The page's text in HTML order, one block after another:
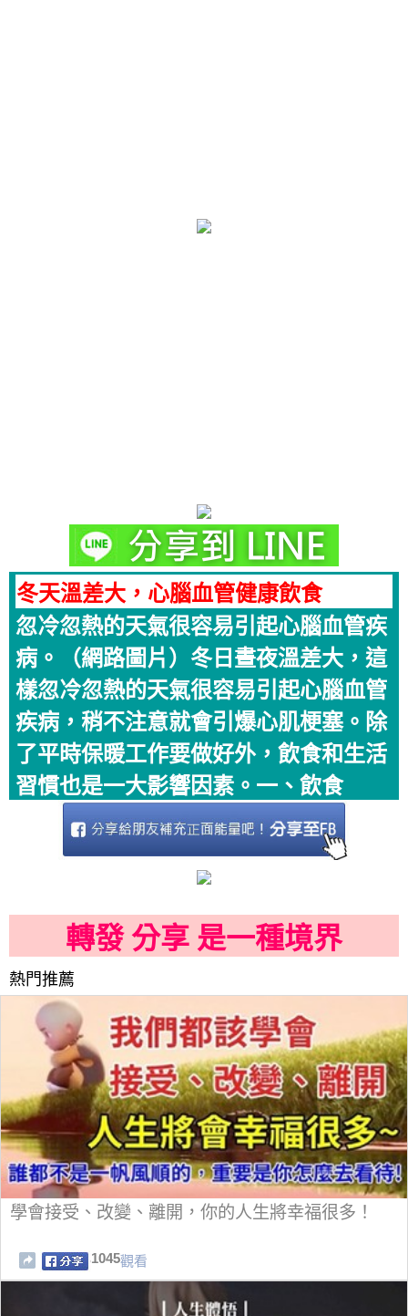
冬天溫差大，心腦血管健康飲食
忽冷忽熱的天氣很容易引起心腦血管疾
病。（網路圖片）冬日晝夜溫差大，這
樣忽冷忽熱的天氣很容易引起心腦血管
疾病，稍不注意就會引爆心肌梗塞。除
了平時保暖工作要做好外，飲食和生活
習慣也是一大影響因素。一、飲食
轉發 分享 是一種境界
熱門推薦
學會接受、改變、離開，你的人生將幸福很多！
1045觀看